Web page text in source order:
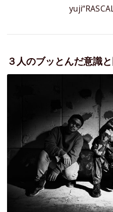
３人のブッとんだ意識